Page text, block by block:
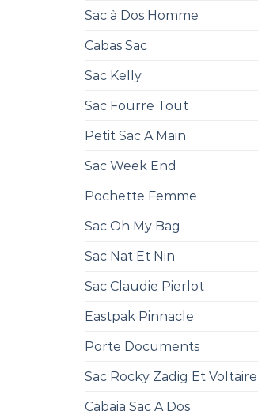
Sac à Dos Homme
Cabas Sac
Sac Kelly
Sac Fourre Tout
Petit Sac A Main
Sac Week End
Pochette Femme
Sac Oh My Bag
Sac Nat Et Nin
Sac Claudie Pierlot
Eastpak Pinnacle
Porte Documents
Sac Rocky Zadig Et Voltaire
Cabaia Sac A Dos